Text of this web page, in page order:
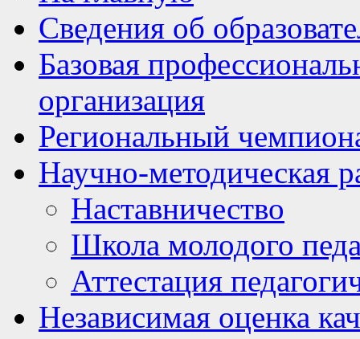
Сведения об
Базовая
организация
Региональный
Научно-методическая
Наставничество
Школа молодого
Аттестация
Независимая оценка